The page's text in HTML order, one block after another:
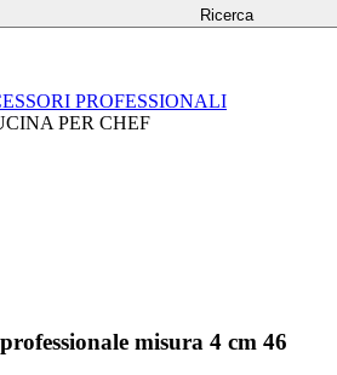
Ricerca
PROFESSIONALI
PER CHEF
misura 4 cm 46